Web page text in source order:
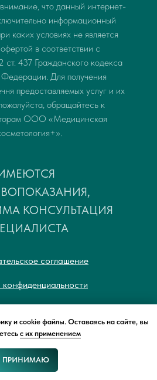
Звонок
что данный интернет-
информационный
каких условиях не является
в соответствии с
ст. 437 Гражданского кодекса
Для получения
предоставляемых услуг и их
обращайтесь к
ООО «Медицинская
КОНСУЛЬТАЦИЯ
соглашение
конфиденциальности
ООО "Медицинская
ЛО-75-01-001607
и cookie файлы. Оставаясь на сайте, вы
с их применением
ПРИНИМАЮ